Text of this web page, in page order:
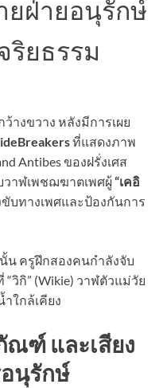
ฝ่ายอนุรักษ์
ริยธรรม
างขวาง หลังมีการเผย
ที่แสดงภาพ
Antibes ของฝรั่งเศส
วาฬเพชฌฆาตเพศผู้“เคอิ
ขับทางเพศและป้องกันการ
น ครูฝึกสองคนกำลังจับ
วิกิ” (Wikie) วาฬตัวแม่วัย
ใกล้เคียง
ฑ์ และเสียง
นุรักษ์